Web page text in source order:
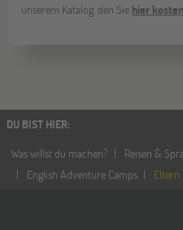
unserem Katalog, den Sie hier
DU BIST HIER:
Was willst du machen?
Reisen &
English Adventure Camps
Eltern